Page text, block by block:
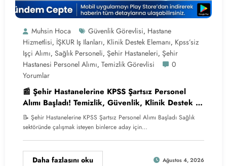
Muhsin Hoca Güvenlik Görevlisi, Hastane
Hizmetlisi, İŞKUR Iş Ilanları, Klinik Destek Elemanı, Kpss’siz
Işçi Alımı, Sağlık Personeli, Şehir Hastaneleri, Şehir
Hastanesi Personel Alımı, Temizlik Görevlisi
0
Yorumlar
📰 Şehir Hastanelerine KPSS Şartsız Personel
Alımı Başladı! Temizlik, Güvenlik, Klinik Destek ve
Hastane Hizmetlisi Alınacak
📝 Şehir Hastanelerine KPSS Şartsız Personel Alımı Başladı Sağlık
sektöründe çalışmak isteyen binlerce aday için…
Daha fazlasını oku Ağustos 4, 2026